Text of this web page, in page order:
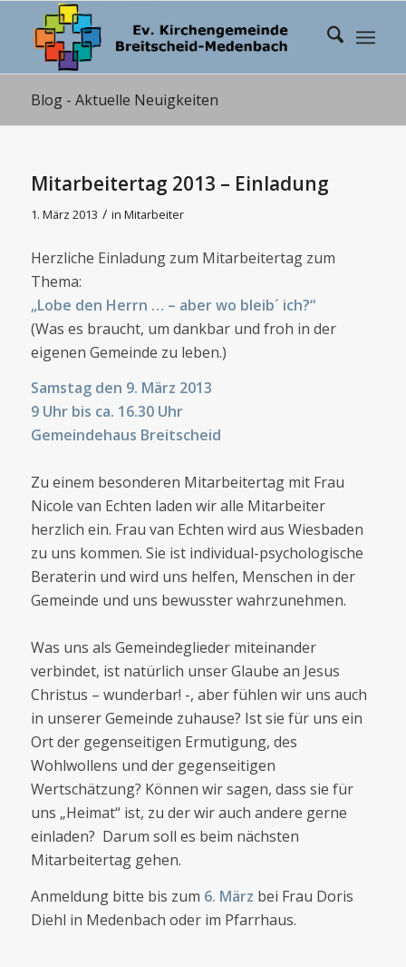
Blog - Aktuelle Neuigkeiten
Mitarbeitertag 2013 – Einladung
1. März 2013 / in Mitarbeiter
Herzliche Einladung zum Mitarbeitertag zum
Thema:
„Lobe den Herrn … – aber wo bleib´ ich?“
(Was es braucht, um dankbar und froh in der
eigenen Gemeinde zu leben.)
Samstag den 9. März 2013
9 Uhr bis ca. 16.30 Uhr
Gemeindehaus Breitscheid
Zu einem besonderen Mitarbeitertag mit Frau
Nicole van Echten laden wir alle Mitarbeiter
herzlich ein. Frau van Echten wird aus Wiesbaden
zu uns kommen. Sie ist individual-psychologische
Beraterin und wird uns helfen, Menschen in der
Gemeinde und uns bewusster wahrzunehmen.
Was uns als Gemeindeglieder miteinander
verbindet, ist natürlich unser Glaube an Jesus
Christus – wunderbar! -, aber fühlen wir uns auch
in unserer Gemeinde zuhause? Ist sie für uns ein
Ort der gegenseitigen Ermutigung, des
Wohlwollens und der gegenseitigen
Wertschätzung? Können wir sagen, dass sie für
uns „Heimat“ ist, zu der wir auch andere gerne
einladen? Darum soll es beim nächsten
Mitarbeitertag gehen.
Anmeldung bitte bis zum 6. März bei Frau Doris
Diehl in Medenbach oder im Pfarrhaus.